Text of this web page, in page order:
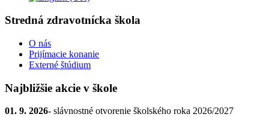
Stredná zdravotnícka škola
O nás
Prijímacie konanie
Externé štúdium
Najbližšie akcie v škole
01. 9. 2026- slávnostné otvorenie školského roka 2026/2027